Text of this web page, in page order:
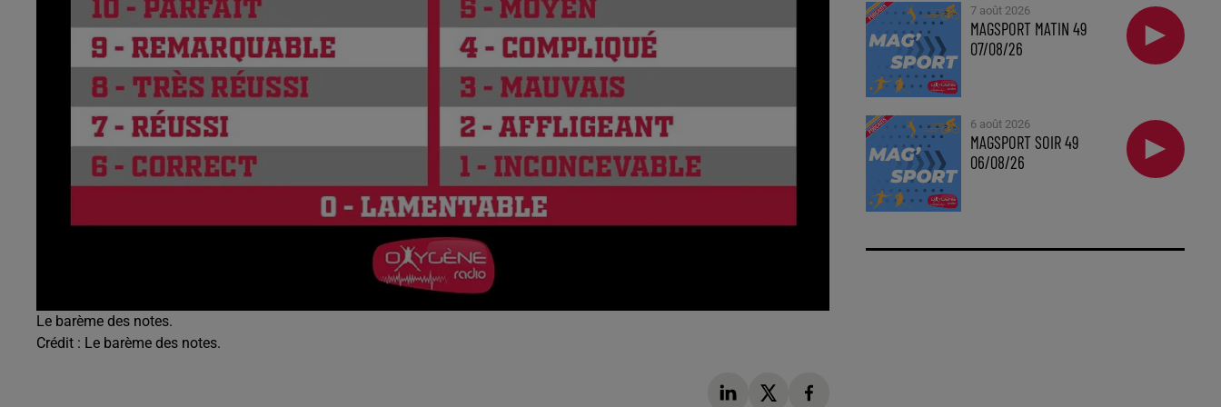
Le barème des notes.
Crédit : Le barème des notes.
7 août 2026
MAGSPORT MATIN 49
07/08/26
6 août 2026
MAGSPORT SOIR 49
06/08/26